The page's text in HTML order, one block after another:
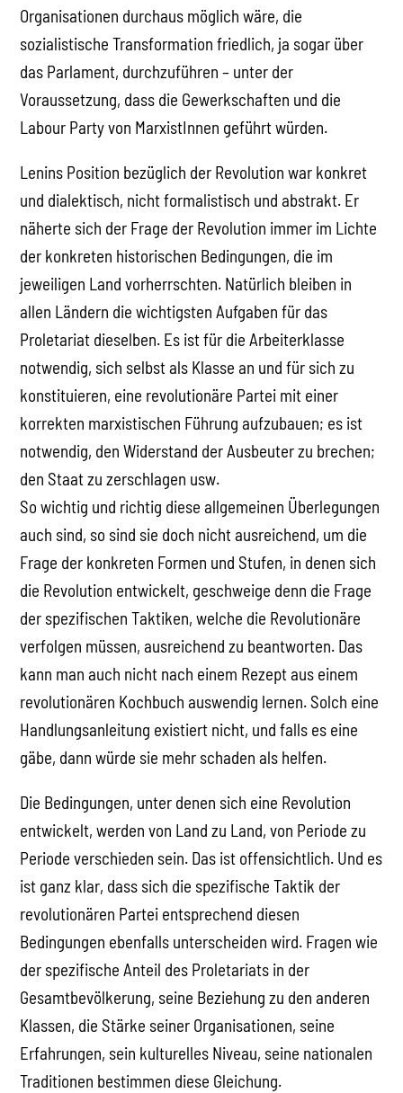
Organisationen durchaus möglich wäre, die
sozialistische Transformation friedlich, ja sogar über
das Parlament, durchzuführen – unter der
Voraussetzung, dass die Gewerkschaften und die
Labour Party von MarxistInnen geführt würden.
Lenins Position bezüglich der Revolution war konkret
und dialektisch, nicht formalistisch und abstrakt. Er
näherte sich der Frage der Revolution immer im Lichte
der konkreten historischen Bedingungen, die im
jeweiligen Land vorherrschten. Natürlich bleiben in
allen Ländern die wichtigsten Aufgaben für das
Proletariat dieselben. Es ist für die Arbeiterklasse
notwendig, sich selbst als Klasse an und für sich zu
konstituieren, eine revolutionäre Partei mit einer
korrekten marxistischen Führung aufzubauen; es ist
notwendig, den Widerstand der Ausbeuter zu brechen;
den Staat zu zerschlagen usw.
So wichtig und richtig diese allgemeinen Überlegungen
auch sind, so sind sie doch nicht ausreichend, um die
Frage der konkreten Formen und Stufen, in denen sich
die Revolution entwickelt, geschweige denn die Frage
der spezifischen Taktiken, welche die Revolutionäre
verfolgen müssen, ausreichend zu beantworten. Das
kann man auch nicht nach einem Rezept aus einem
revolutionären Kochbuch auswendig lernen. Solch eine
Handlungsanleitung existiert nicht, und falls es eine
gäbe, dann würde sie mehr schaden als helfen.
Die Bedingungen, unter denen sich eine Revolution
entwickelt, werden von Land zu Land, von Periode zu
Periode verschieden sein. Das ist offensichtlich. Und es
ist ganz klar, dass sich die spezifische Taktik der
revolutionären Partei entsprechend diesen
Bedingungen ebenfalls unterscheiden wird. Fragen wie
der spezifische Anteil des Proletariats in der
Gesamtbevölkerung, seine Beziehung zu den anderen
Klassen, die Stärke seiner Organisationen, seine
Erfahrungen, sein kulturelles Niveau, seine nationalen
Traditionen bestimmen diese Gleichung.